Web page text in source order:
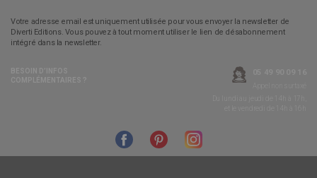
Votre adresse email est uniquement utilisée pour vous envoyer la newsletter de
Diverti Editions. Vous pouvez à tout moment utiliser le lien de désabonnement
intégré dans la newsletter.